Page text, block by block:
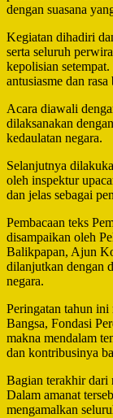
dengan suasana
Kegiatan dihadiri
serta seluruh
kepolisian
antusiasme dan
Acara diawali
dilaksanakan
kedaulatan negara.
Selanjutnya
oleh inspektur
dan jelas sebagai
Pembacaan teks
disampaikan oleh
Balikpapan, Ajun
dilanjutkan dengan
negara.
Peringatan tahun ini
Bangsa, Fondasi
makna mendalam
dan kontribusinya
Bagian terakhir dari
Dalam amanat
mengamalkan